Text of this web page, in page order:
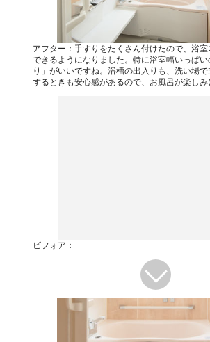
アフター：手すりをたくさん付けたので、浴
できるようになりました。特に浴室幅いっぱ
り」がいいですね。浴槽の出入りも、洗い場で
するときも安心感があるので、お風呂が楽しみ
ビフォア：